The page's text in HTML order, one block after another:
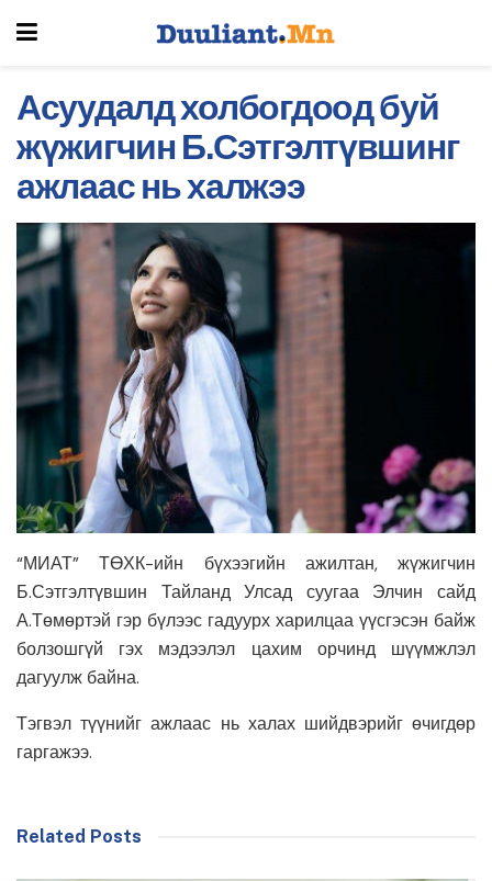
Асуудалд холбогдоод буй
жүжигчин Б.Сэтгэлтүвшинг
ажлаас нь халжээ
“МИАТ” ТӨХК-ийн бүхээгийн ажилтан, жүжигчин
Б.Сэтгэлтүвшин Тайланд Улсад суугаа Элчин сайд
А.Төмөртэй гэр бүлээс гадуурх харилцаа үүсгэсэн байж
болзошгүй гэх мэдээлэл цахим орчинд шүүмжлэл
дагуулж байна.
Тэгвэл түүнийг ажлаас нь халах шийдвэрийг өчигдөр
гаргажээ.
Related Posts